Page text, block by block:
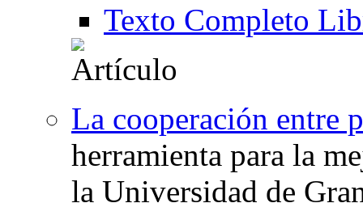
Texto Completo
La cooperación entre
herramienta para la
la Universidad de